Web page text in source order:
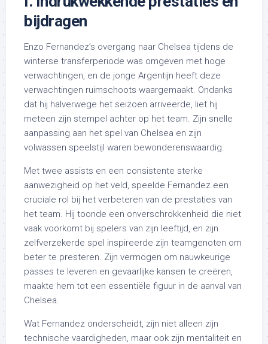
bijdragen
Enzo Fernandez’s overgang naar Chelsea tijdens de
winterse transferperiode was omgeven met hoge
verwachtingen, en de jonge Argentijn heeft deze
verwachtingen ruimschoots waargemaakt. Ondanks
dat hij halverwege het seizoen arriveerde, liet hij
meteen zijn stempel achter op het team. Zijn snelle
aanpassing aan het spel van Chelsea en zijn
volwassen speelstijl waren bewonderenswaardig.
Met twee assists en een consistente sterke
aanwezigheid op het veld, speelde Fernandez een
cruciale rol bij het verbeteren van de prestaties van
het team. Hij toonde een onverschrokkenheid die niet
vaak voorkomt bij spelers van zijn leeftijd, en zijn
zelfverzekerde spel inspireerde zijn teamgenoten om
beter te presteren. Zijn vermogen om nauwkeurige
passes te leveren en gevaarlijke kansen te creëren,
maakte hem tot een essentiële figuur in de aanval van
Chelsea.
Wat Fernandez onderscheidt, zijn niet alleen zijn
technische vaardigheden, maar ook zijn mentaliteit en